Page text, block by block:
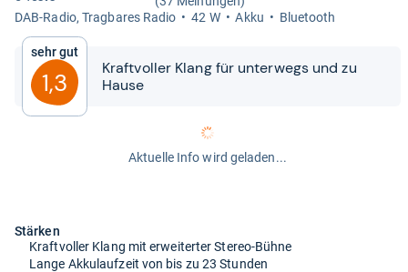
DAB-​Radio, Trag­ba­res Radio
42 W Akku Blue­tooth
Sehr gut
1,3
Kraft­vol­ler Klang für unter­wegs und zu
Hause
Aktuelle Info wird geladen...
Stärken
Kraftvoller Klang mit erweiterter Stereo-Bühne
Lange Akkulaufzeit von bis zu 23 Stunden